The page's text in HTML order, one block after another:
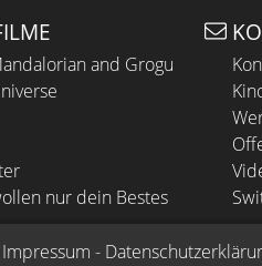
and Grogu
nur dein Bestes
Impressum -